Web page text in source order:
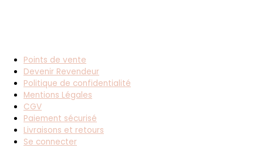
Points de vente
Devenir Revendeur
Politique de confidentialité
Mentions Légales
CGV
Paiement sécurisé
Livraisons et retours
Se connecter